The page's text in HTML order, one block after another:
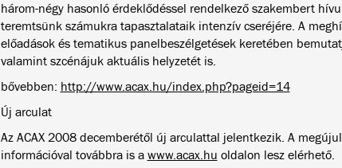
három-négy hasonló érdeklődéssel rendelkező szakembert
teremtsünk számukra tapasztalataik intenzív cseréjére. A
előadások és tematikus panelbeszélgetések keretében
valamint szcénájuk aktuális helyzetét is.
bővebben: http://www.acax.hu/index.php?pageid=14
Új arculat
Az ACAX 2008 decemberétől új arculattal jelentkezik. A
információval továbbra is a www.acax.hu oldalon lesz elérhető.